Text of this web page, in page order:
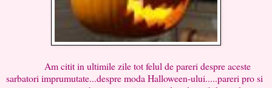
Am citit in ultimile zile tot felul de pareri despre aceste
sarbatori imprumutate...despre moda Halloween-ului.....pareri pro si